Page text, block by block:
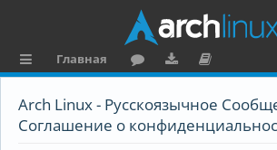
ы
Главная
ру
ру
ку
Arch Linux - Русскоязычное
Соглашение о